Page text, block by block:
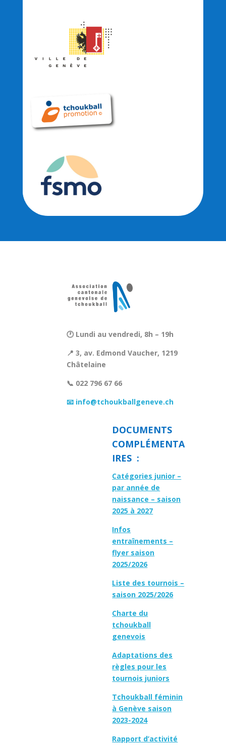
🕐 Lundi au vendredi, 8h – 19h
📍 3, av. Edmond Vaucher, 1219
Châtelaine
📞 022 796 67 66
📧 info@tchoukballgeneve.ch
DOCUMENTS
COMPLÉMENTA
IRES :
Catégories junior –
par année de
naissance – saison
2025 à 2027
Infos
entraînements –
flyer saison
2025/2026
Liste des tournois –
saison 2025/2026
Charte du
tchoukball
genevois
Adaptations des
règles pour les
tournois juniors
Tchoukball féminin
à Genève saison
2023-2024
Rapport d’activité